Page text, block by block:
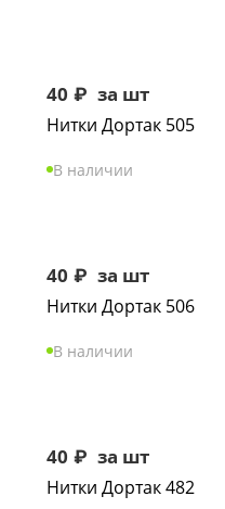
40 ₽ за шт
Нитки Дортак 505
В наличии
40 ₽ за шт
Нитки Дортак 506
В наличии
40 ₽ за шт
Нитки Дортак 482